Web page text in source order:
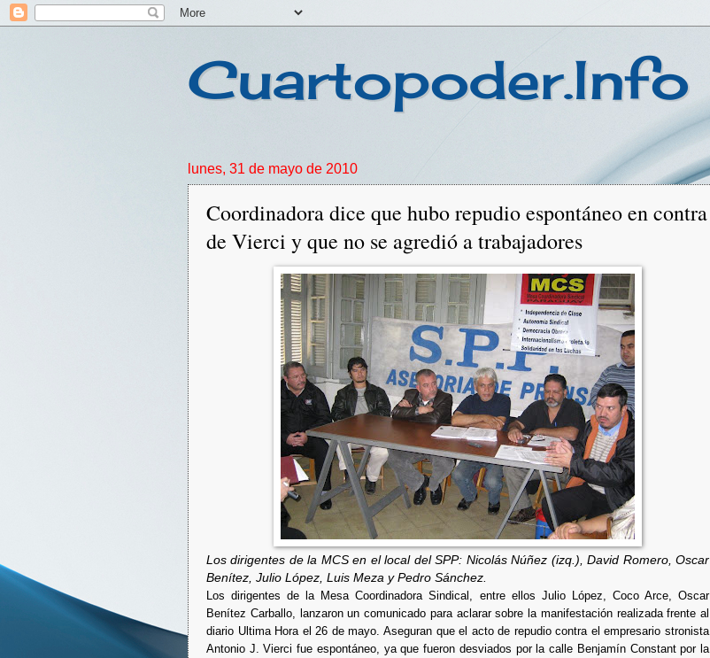
Cuartopoder.Info
lunes, 31 de mayo de 2010
Coordinadora dice que hubo repudio espontáneo en contra
de Vierci y que no se agredió a trabajadores
Los dirigentes de la MCS en el local del SPP: Nicolás Núñez (izq.), David Romero, Oscar
Benítez, Julio López, Luis Meza y Pedro Sánchez.
Los dirigentes de la Mesa Coordinadora Sindical, entre ellos Julio López, Coco Arce, Oscar
Benítez Carballo, lanzaron un comunicado para aclarar sobre la manifestación realizada frente al
diario Ultima Hora el 26 de mayo. Aseguran que el acto de repudio contra el empresario stronista
Antonio J. Vierci fue espontáneo, ya que fueron desviados por la calle Benjamín Constant por la